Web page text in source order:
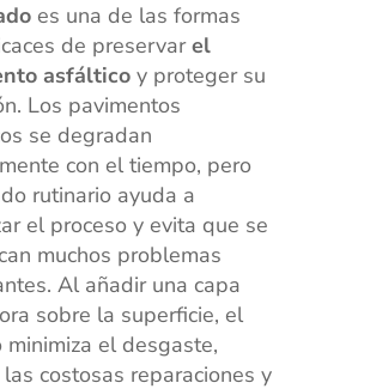
es una de las formas
de preservarel
asfálticoy proteger su
Los pavimentos
se degradan
con el tiempo, pero
rutinario ayuda a
el proceso y evita que se
muchos problemas
Al añadir una capa
sobre la superficie, el
minimiza el desgaste,
costosas reparaciones y